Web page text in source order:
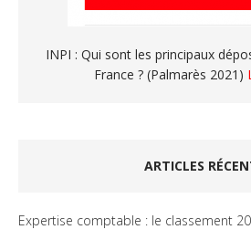
INPI : Qui sont les principaux
France ? (Palmarès 2021)
ARTICLES
Expertise comptable : le classement